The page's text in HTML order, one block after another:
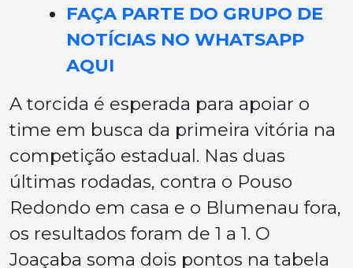
FAÇA PARTE DO GRUPO DE
NOTÍCIAS NO WHATSAPP
AQUI
A torcida é esperada para apoiar o
time em busca da primeira vitória na
competição estadual. Nas duas
últimas rodadas, contra o Pouso
Redondo em casa e o Blumenau fora,
os resultados foram de 1 a 1. O
Joaçaba soma dois pontos na tabela